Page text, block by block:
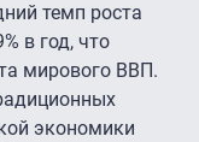
темп роста
в год, что
мирового ВВП.
экономики